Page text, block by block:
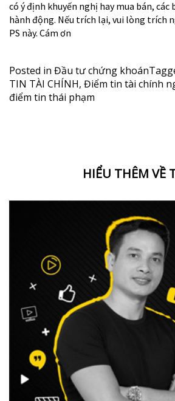
có ý định khuyến nghị hay mua bán,
hành động. Nếu trích lại, vui lòng trích
PS này. Cám ơn
Posted in Đầu tư chứng khoán
TIN TÀI CHÍNH, Điểm tin tài chính
điểm tin thái phạm
HIỂU THÊM VỀ